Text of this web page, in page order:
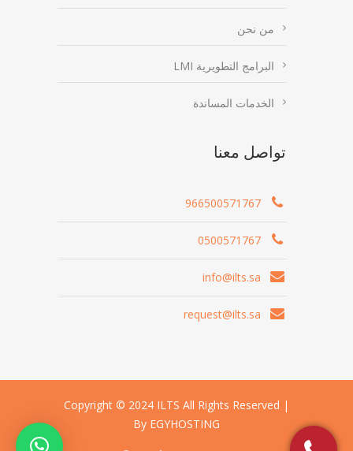
من نحن
البرامج التطويرية LMI
الخدمات المساندة
تواصل معنا
966500571767
0500571767
info@ilts.sa
request@ilts.sa
Copyright © 2024 ILTS All Rights Reserved |
By EGYHOSTING